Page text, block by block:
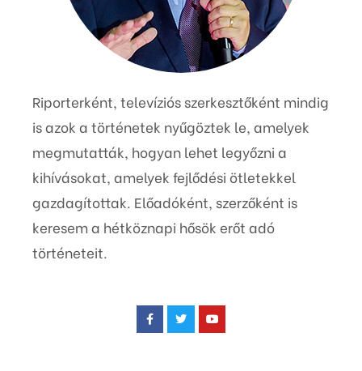
Riporterként, televíziós szerkesztőként mindig
is azok a történetek nyűgöztek le, amelyek
megmutatták, hogyan lehet legyőzni a
kihívásokat, amelyek fejlődési ötletekkel
gazdagítottak. Előadóként, szerzőként is
keresem a hétköznapi hősök erőt adó
történeteit.